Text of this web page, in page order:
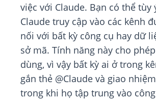
việc với Claude. Bạn có thể tùy
Claude truy cập vào các kênh
nối với bất kỳ công cụ hay dữ
sở mã. Tính năng này cho
dùng, vì vậy bất kỳ ai ở trong
gắn thẻ @Claude và giao
trong khi họ tập trung vào